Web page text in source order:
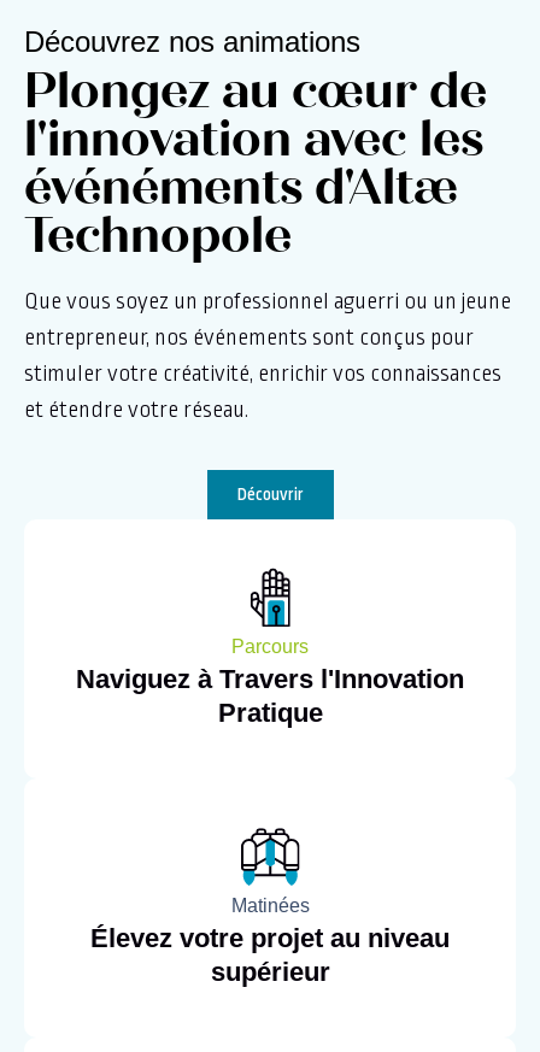
Découvrez nos animations
Plongez au cœur de
l'innovation avec les
événéments d'Altæ
Technopole
Que vous soyez un professionnel aguerri ou un jeune
entrepreneur, nos événements sont conçus pour
stimuler votre créativité, enrichir vos connaissances
et étendre votre réseau.
Découvrir
Parcours
Naviguez à Travers l'Innovation
Pratique
Matinées
Élevez votre projet au niveau
supérieur